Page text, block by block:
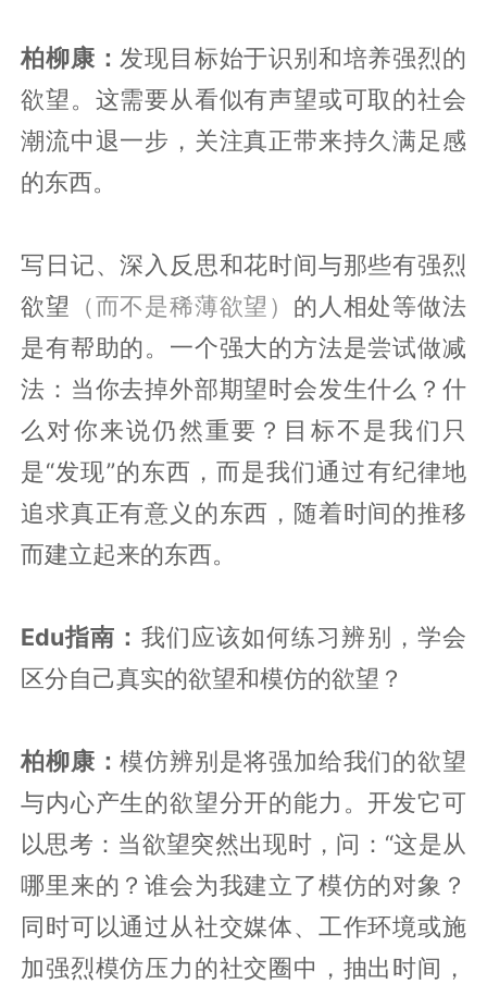
柏柳康：发现目标始于识别和培养强烈的
欲望。这需要从看似有声望或可取的社会
潮流中退一步，关注真正带来持久满足感
的东西。
写日记、深入反思和花时间与那些有强烈
欲望
（而不是稀薄欲望） 的人相处等做法
是有帮助的。一个强大的方法是尝试做减
法：当你去掉外部期望时会发生什么？什
么对你来说仍然重要？目标不是我们只
是“发现”的东西，而是我们通过有纪律地
追求真正有意义的东西，随着时间的推移
而建立起来的东西。
Edu指南： 我们应该如何练习辨别，学会
区分自己真实的欲望和模仿的欲望？
柏柳康：模仿辨别是将强加给我们的欲望
与内心产生的欲望分开的能力。开发它可
以思考：当欲望突然出现时，问：“这是从
哪里来的？谁会为我建立了模仿的对象？
同时可以通过从社交媒体、工作环境或施
加强烈模仿压力的社交圈中，抽出时间，